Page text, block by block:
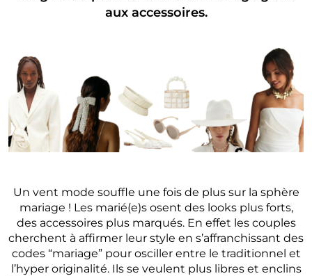
aux accessoires.
Un vent mode souffle une fois de plus sur la sphère
mariage ! Les marié(e)s osent des looks plus forts,
des accessoires plus marqués. En effet les couples
cherchent à affirmer leur style en s’affranchissant des
codes “mariage” pour osciller entre le traditionnel et
l’hyper originalité. Ils se veulent plus libres et enclins